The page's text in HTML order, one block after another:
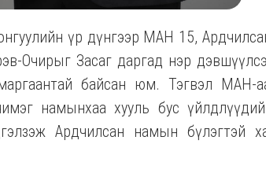
үр дүнгээр МАН 15,
Очирыг Засаг даргад нэр
байсан юм. Тэгвэл МАН-
намынхаа хууль бус
Ардчилсан намын бүлэгтэй